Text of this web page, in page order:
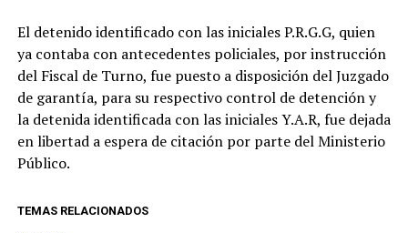
El detenido identificado con las iniciales P.R.G.G, quien
ya contaba con antecedentes policiales, por instrucción
del Fiscal de Turno, fue puesto a disposición del Juzgado
de garantía, para su respectivo control de detención y
la detenida identificada con las iniciales Y.A.R, fue dejada
en libertad a espera de citación por parte del Ministerio
Público.
TEMAS RELACIONADOS